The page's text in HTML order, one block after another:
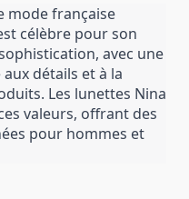
mode française
célèbre pour son
avec une
détails et à la
Les lunettes Nina
valeurs, offrant des
pour hommes et